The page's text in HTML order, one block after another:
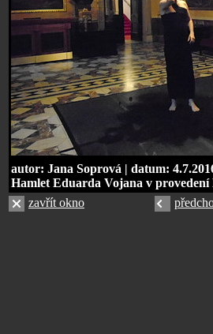
autor: Jana Soprová | datum:
Hamlet Eduarda Vojana v provedení
zavřít okno